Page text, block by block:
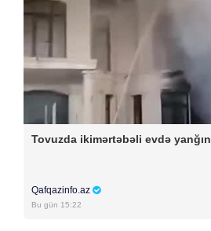
Tovuzda ikimərtəbəli evdə yanğın
Qafqazinfo.az
Bu gün 15:22